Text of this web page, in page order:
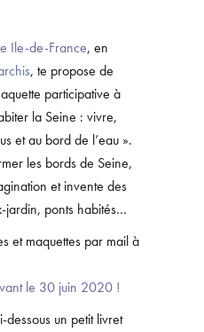
Ile-de-France, en
, te propose de
participative à
la Seine : vivre,
et au bord de l’eau ».
les bords de Seine,
et invente des
jardin, ponts habités…
et maquettes par mail à
le 30 juin 2020 !
dessous un petit livret